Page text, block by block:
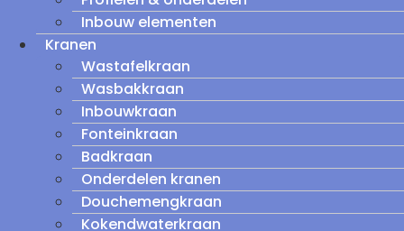
Inbouw elementen
Kranen
Wastafelkraan
Wasbakkraan
Inbouwkraan
Fonteinkraan
Badkraan
Onderdelen kranen
Douchemengkraan
Kokendwaterkraan